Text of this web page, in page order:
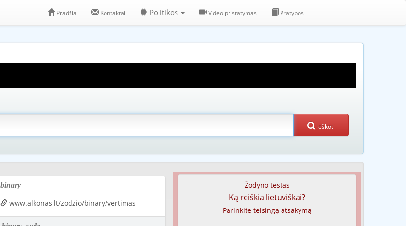
Pradžia Kontaktai Politikos Video pristatymas Pratybos
Ieškoti
binary
www.alkonas.lt/zodzio/binary/vertimas
Žodyno testas
Ką reiškia lietuviškai?
Parinkite teisingą atsakymą